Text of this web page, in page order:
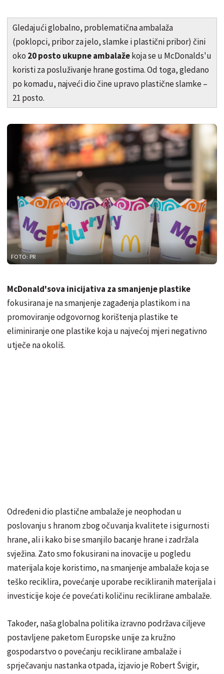
Gledajući globalno, problematična ambalaža
(poklopci, pribor za jelo, slamke i plastični pribor) čini
oko 20 posto ukupne ambalažekoja se u McDonalds'u
koristi za posluživanje hrane gostima. Od toga, gledano
po komadu, najveći dio čine upravo plastične slamke –
21 posto.
FOTO: PR
McDonald'sova inicijativa za smanjenje plastike
fokusirana je na smanjenje zagađenja plastikom i na
promoviranje odgovornog korištenja plastike te
eliminiranje one plastike koja u najvećoj mjeri negativno
utječe na okoliš.
Određeni dio plastične ambalaže je neophodan u
poslovanju s hranom zbog očuvanja kvalitete i sigurnosti
hrane, ali i kako bi se smanjilo bacanje hrane i zadržala
svježina. Zato smo fokusirani na inovacije u pogledu
materijala koje koristimo, na smanjenje ambalaže koja se
teško reciklira, povećanje uporabe recikliranih materijala i
investicije koje će povećati količinu reciklirane ambalaže.
Također, naša globalna politika izravno podržava ciljeve
postavljene paketom Europske unije za kružno
gospodarstvo o povećanju reciklirane ambalaže i
sprječavanju nastanka otpada, izjavio je Robert Švigir,